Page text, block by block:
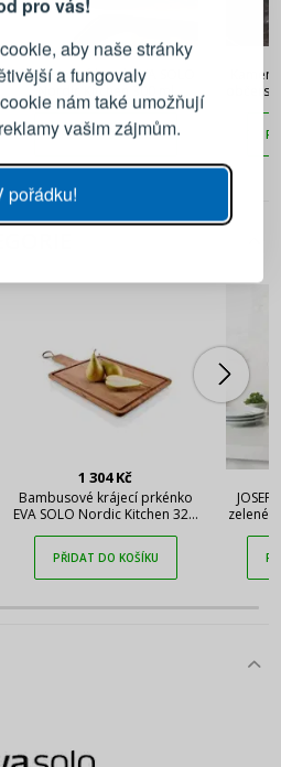
pro vás!
aby naše stránky
a fungovaly
nám také umožňují
vašim zájmům.
pořádku!
363 Kč
Kameninový hrnek EVA SOLO
Nordic Kitchen 300 ml
PŘIDAT DO KOŠÍKU
1 304 Kč
Bambusové krájecí prkénko
EVA SOLO Nordic Kitchen 32 x
PŘIDAT DO KOŠÍKU
zelené
ke svému účtu
SE
hesla